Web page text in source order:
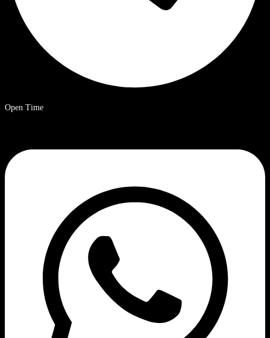
Open Time
9 a.m. – 8 p.m. Ora solare cinese.